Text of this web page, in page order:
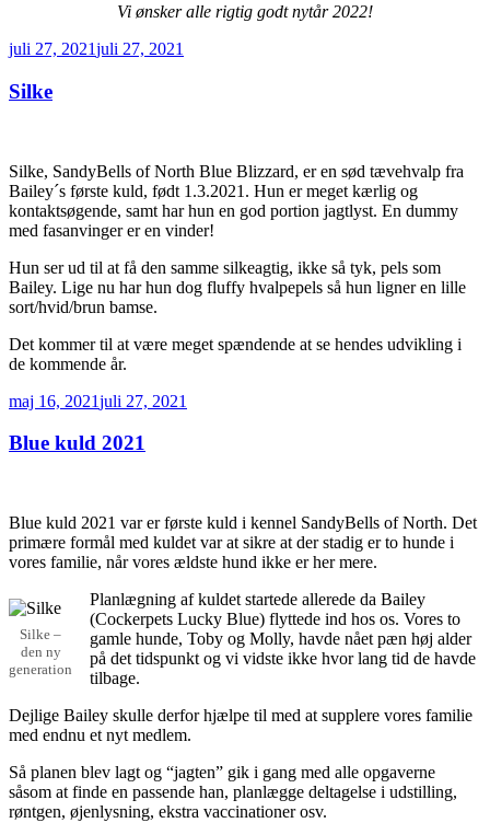
Vi ønsker alle rigtig godt nytår 2022!
Udgivet
juli 27, 2021juli 27, 2021
Silke
Silke, SandyBells of North Blue Blizzard, er en sød tævehvalp fra
Bailey´s første kuld, født 1.3.2021. Hun er meget kærlig og
kontaktsøgende, samt har hun en god portion jagtlyst. En dummy
med fasanvinger er en vinder!
Hun ser ud til at få den samme silkeagtig, ikke så tyk, pels som
Bailey. Lige nu har hun dog fluffy hvalpepels så hun ligner en lille
sort/hvid/brun bamse.
Det kommer til at være meget spændende at se hendes udvikling i
de kommende år.
Udgivet
maj 16, 2021juli 27, 2021
Blue kuld 2021
Blue kuld 2021 var er første kuld i kennel SandyBells of North. Det
primære formål med kuldet var at sikre at der stadig er to hunde i
vores familie, når vores ældste hund ikke er her mere.
Silke –
den ny
generation
Planlægning af kuldet startede allerede da Bailey
(Cockerpets Lucky Blue) flyttede ind hos os. Vores to
gamle hunde, Toby og Molly, havde nået pæn høj alder
på det tidspunkt og vi vidste ikke hvor lang tid de havde
tilbage.
Dejlige Bailey skulle derfor hjælpe til med at supplere vores familie
med endnu et nyt medlem.
Så planen blev lagt og “jagten” gik i gang med alle opgaverne
såsom at finde en passende han, planlægge deltagelse i udstilling,
røntgen, øjenlysning, ekstra vaccinationer osv.